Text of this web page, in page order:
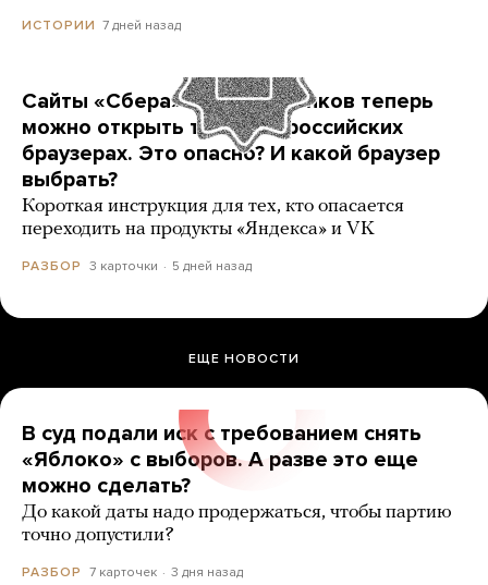
ИСТОРИИ 7 дней назад
Сайты «Сбера» и других банков теперь
можно открыть только в российских
браузерах. Это опасно? И какой браузер
выбрать?
Короткая инструкция для тех, кто опасается
переходить на продукты «Яндекса» и VK
РАЗБОР 3 карточки 5 дней назад
ЕЩЕ НОВОСТИ
В суд подали иск с требованием снять
«Яблоко» с выборов. А разве это еще
можно сделать?
До какой даты надо продержаться, чтобы партию
точно допустили?
РАЗБОР 7 карточек 3 дня назад